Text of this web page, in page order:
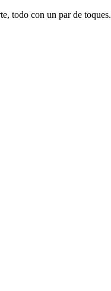
todo con un par de toques.